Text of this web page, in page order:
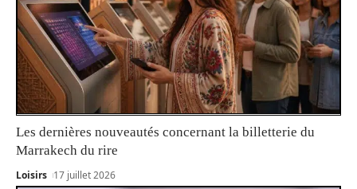
Les dernières nouveautés concernant la billetterie du
Marrakech du rire
Loisirs 17 juillet 2026